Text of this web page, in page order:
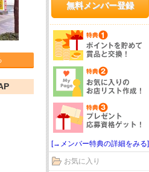
無料メンバー登録
[→メンバー特典の詳細をみる]
お気に入り